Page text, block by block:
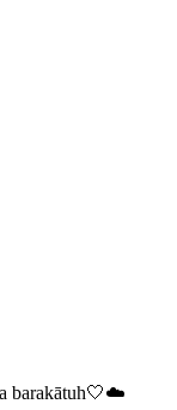
barakātuh🤍☁️